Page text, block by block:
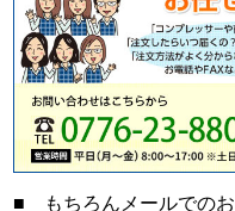
■ もちろんメールでの